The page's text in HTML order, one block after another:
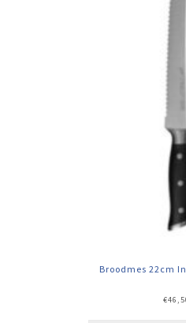
Broodmes 22cm
€